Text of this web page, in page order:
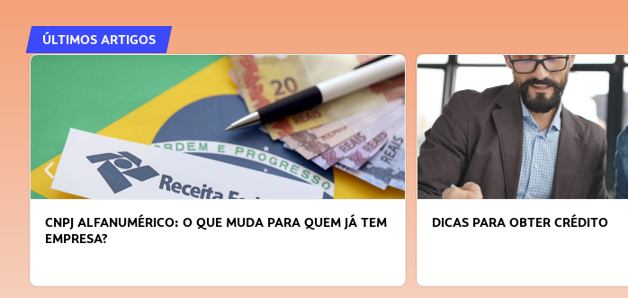
ÚLTIMOS ARTIGOS
CNPJ ALFANUMÉRICO: O QUE MUDA PARA QUEM JÁ TEM
EMPRESA?
DICAS PARA OBTER CRÉDITO